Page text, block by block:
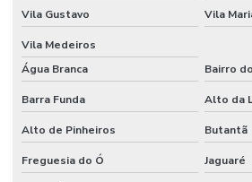
Embalagens Para Medicamentos Sensíveis
Embalagens Para Peças Automotivas
Embalagens Para Produtos Que Exigem
Embalagens Para Produtos Químicos
Embalagens Para Proteção De
Vila Gustavo Vila
Vila Medeiros
Água Branca
Bairro
Barra Funda Alto da
Alto de Pinheiros Butantã
Freguesia do Ó Jaguaré